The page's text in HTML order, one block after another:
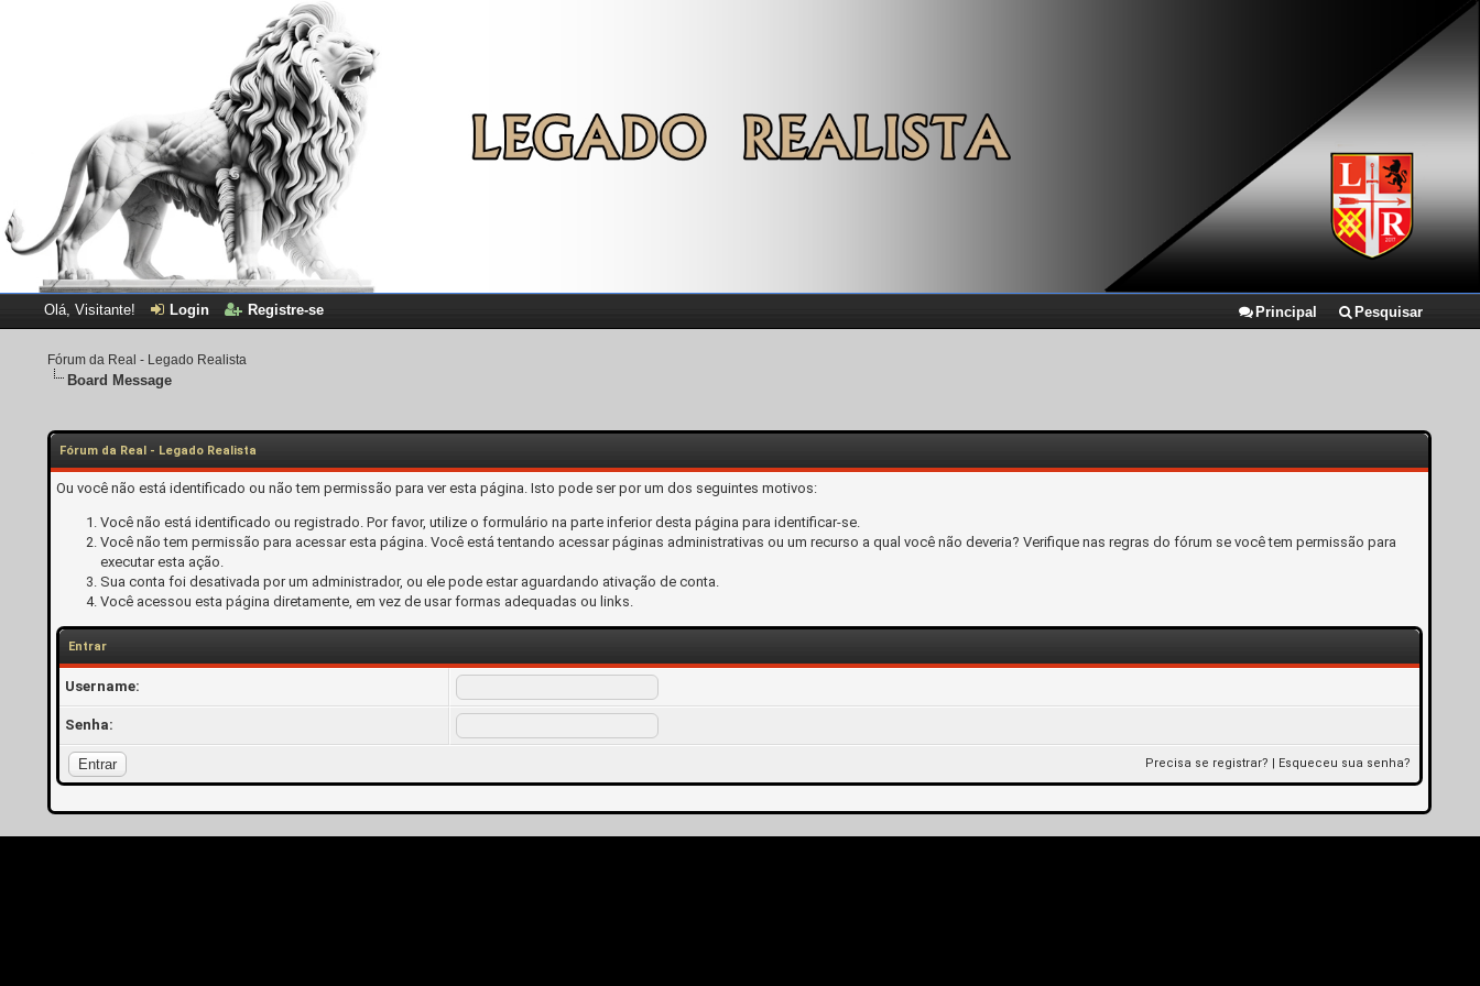
Principal Pesquisar
Olá, Visitante! Login Registre-se
Fórum da Real - Legado Realista
Board Message
Fórum da Real - Legado Realista
Ou você não está identificado ou não tem permissão para ver esta página. Isto pode ser por um dos seguintes motivos:
Você não está identificado ou registrado. Por favor, utilize o formulário na parte inferior desta página para identificar-se.
Você não tem permissão para acessar esta página. Você está tentando acessar páginas administrativas ou um recurso a qual você não deveria? Verifique nas regras do fórum se você tem permissão para
executar esta ação.
Sua conta foi desativada por um administrador, ou ele pode estar aguardando ativação de conta.
Você acessou esta página diretamente, em vez de usar formas adequadas ou links.
Entrar
Username:
Senha:
Precisa se registrar? | Esqueceu sua senha?